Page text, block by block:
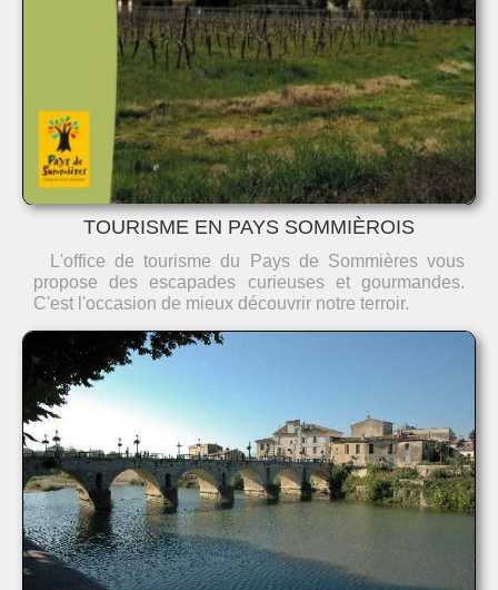
TOURISME EN PAYS SOMMIÈROIS
L'office de tourisme du Pays de Sommières vous
propose des escapades curieuses et gourmandes.
C'est l'occasion de mieux découvrir notre terroir.